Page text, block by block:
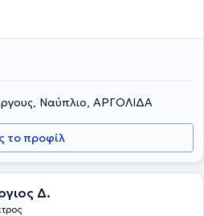
Ναύπλιο, ΑΡΓΟΛΙΔΑ
το προφίλ
Δ.